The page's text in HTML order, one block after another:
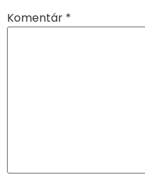
Komentár *